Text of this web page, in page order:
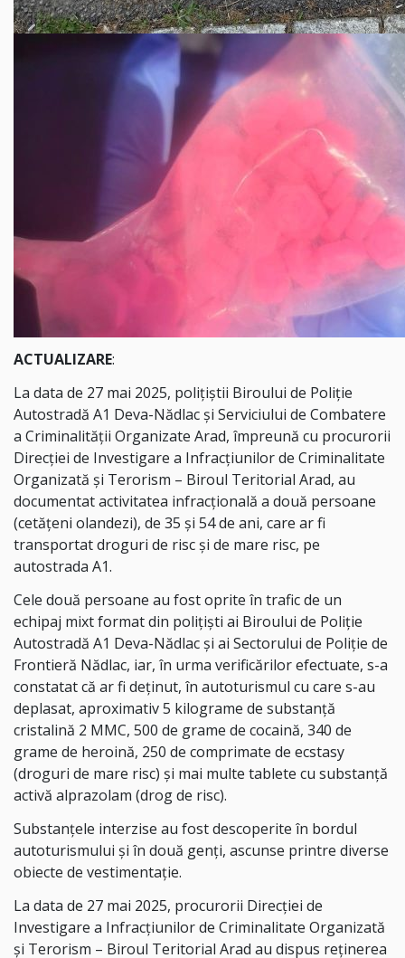
ACTUALIZARE:
La data de 27 mai 2025, polițiștii Biroului de Poliție
Autostradă A1 Deva-Nădlac și Serviciului de Combatere
a Criminalităţii Organizate Arad, împreună cu procurorii
Direcției de Investigare a Infracțiunilor de Criminalitate
Organizată și Terorism – Biroul Teritorial Arad, au
documentat activitatea infracțională a două persoane
(cetățeni olandezi), de 35 și 54 de ani, care ar fi
transportat droguri de risc și de mare risc, pe
autostrada A1.
Cele două persoane au fost oprite în trafic de un
echipaj mixt format din polițiști ai Biroului de Poliție
Autostradă A1 Deva-Nădlac și ai Sectorului de Poliție de
Frontieră Nădlac, iar, în urma verificărilor efectuate, s-a
constatat că ar fi deținut, în autoturismul cu care s-au
deplasat, aproximativ 5 kilograme de substanță
cristalină 2 MMC, 500 de grame de cocaină, 340 de
grame de heroină, 250 de comprimate de ecstasy
(droguri de mare risc) și mai multe tablete cu substanță
activă alprazolam (drog de risc).
Substanțele interzise au fost descoperite în bordul
autoturismului și în două genți, ascunse printre diverse
obiecte de vestimentație.
La data de 27 mai 2025, procurorii Direcției de
Investigare a Infracțiunilor de Criminalitate Organizată
și Terorism – Biroul Teritorial Arad au dispus reținerea